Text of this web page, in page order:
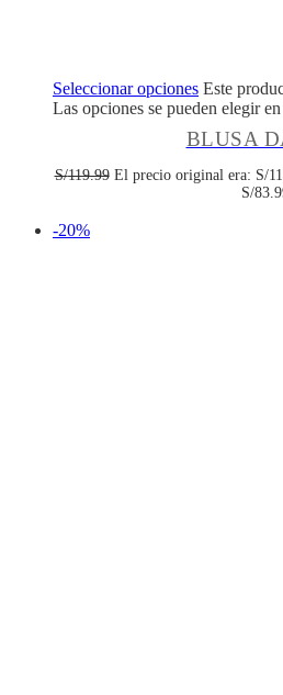
Seleccionar opciones Este
Las opciones se pueden elegir
BLUSA
S/119.99 El precio original era: S/
S/
-20%